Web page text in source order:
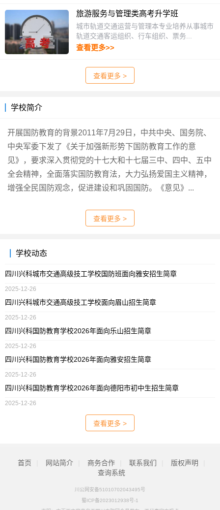
旅游服务与管理类高考升学班
城市轨道交通运营与管理本专业培养从事城市
轨道交通客运组织、行车组织、票务...
查看更多>>
查看更多 >
学校简介
开展国防教育的背景2011年7月29日，中共中央、国务院、
中央军委下发了《关于加强新形势下国防教育工作的意
见》，要求深入贯彻党的十七大和十七届三中、四中、五中
全会精神，全面落实国防教育法，大力弘扬爱国主义精神，
增强全民国防观念，促进建设和巩固国防。《意见》...
查看更多 >
学校动态
四川兴科城市交通高级技工学校国防班面向雅安招生简章
2025-12-26
四川兴科城市交通高级技工学校面向眉山招生简章
2025-12-26
四川兴科国防教育学校2026年面向乐山招生简章
2025-12-26
四川兴科国防教育学校2026年面向雅安招生简章
2025-12-26
四川兴科国防教育学校2026年面向德阳市初中生招生简章
2025-12-26
查看更多 >
首页 网站简介 商务合作 联系我们 版权声明
查询系统
川公网安备51010702043495号
蜀ICP备2023012938号-1